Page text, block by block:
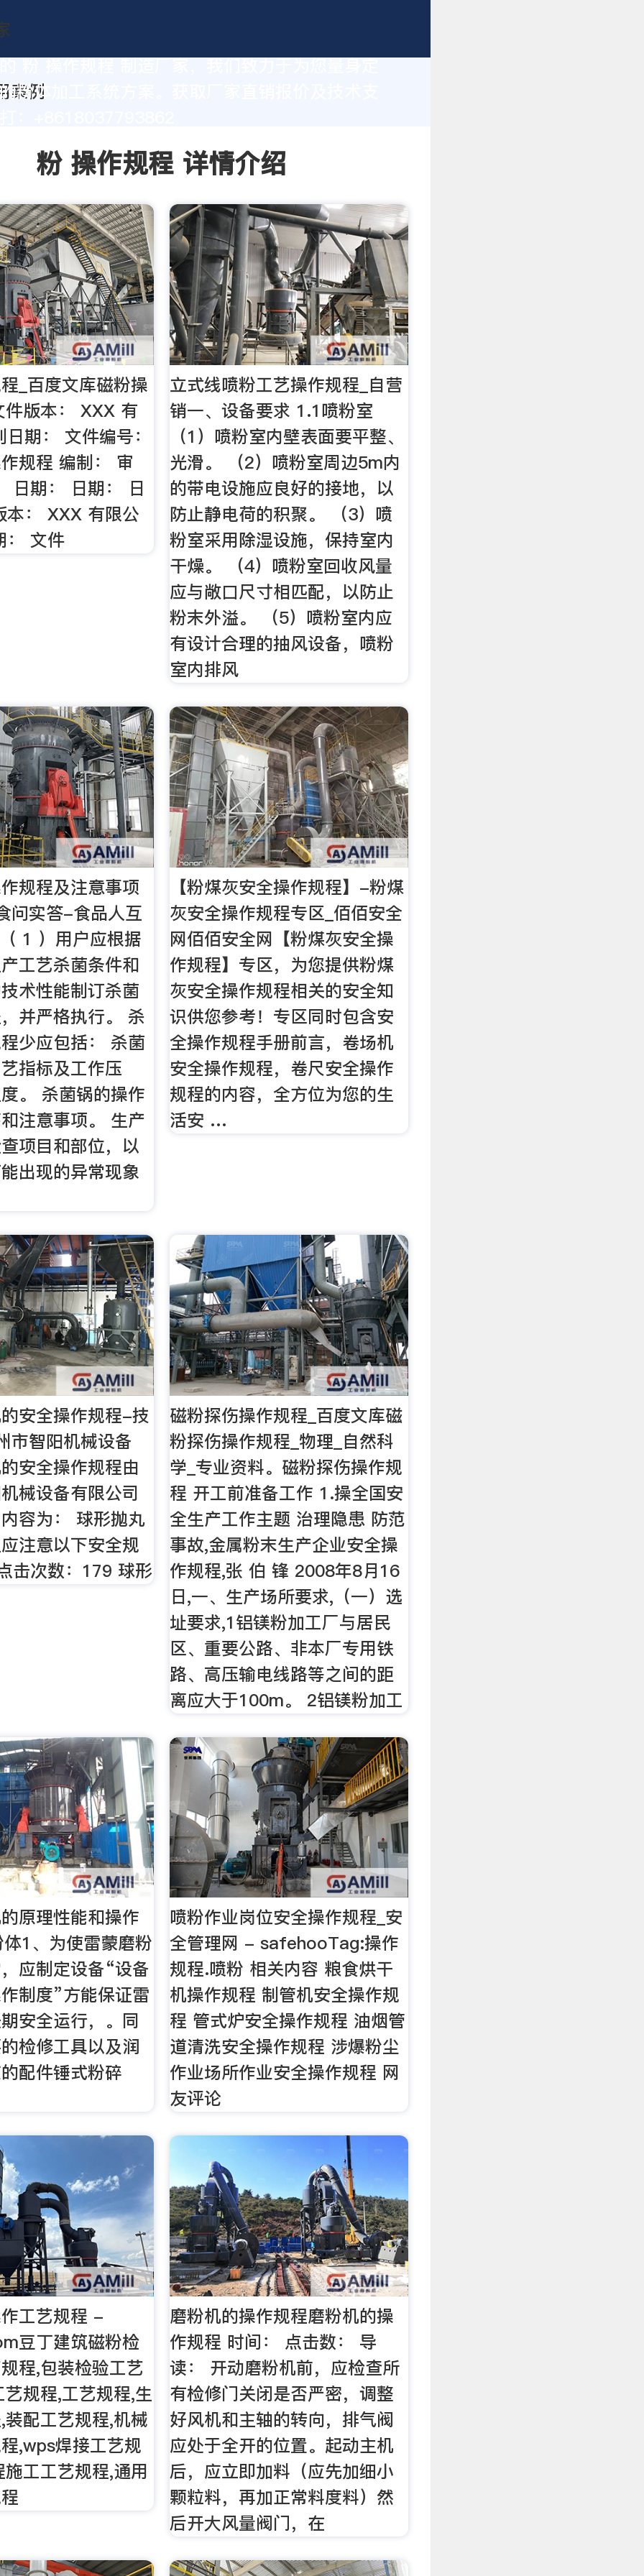
粉体加工系统方案。获取厂家直销报价及技术支
粉 操作规程 详情介绍
_百度文库磁粉操
版本： XXX 有
期： 文件编号：
规程 编制： 审
日期： 日期： 日
本： XXX 有限公
： 文件
立式线喷粉工艺操作规程_自营
销一、设备要求 1.1喷粉室
（1）喷粉室内壁表面要平整、
光滑。 （2）喷粉室周边5m内
的带电设施应良好的接地，以
防止静电荷的积聚。 （3）喷
粉室采用除湿设施，保持室内
干燥。 （4）喷粉室回收风量
应与敞口尺寸相匹配，以防止
粉末外溢。 （5）喷粉室内应
有设计合理的抽风设备，喷粉
室内排风
规程及注意事项
问实答-食品人互
1 ）用户应根据
工艺杀菌条件和
术性能制订杀菌
并严格执行。 杀
少应包括： 杀菌
指标及工作压
。 杀菌锅的操作
注意事项。 生产
项目和部位，以
出现的异常现象
【粉煤灰安全操作规程】-粉煤
灰安全操作规程专区_佰佰安全
网佰佰安全网【粉煤灰安全操
作规程】专区，为您提供粉煤
灰安全操作规程相关的安全知
识供您参考！专区同时包含安
全操作规程手册前言，卷场机
安全操作规程，卷尺安全操作
规程的内容，全方位为您的生
活安 …
安全操作规程-技
市智阳机械设备
安全操作规程由
械设备有限公司
容为： 球形抛丸
注意以下安全规
击次数：179 球形
磁粉探伤操作规程_百度文库磁
粉探伤操作规程_物理_自然科
学_专业资料。磁粉探伤操作规
程 开工前准备工作 1.操全国安
全生产工作主题 治理隐患 防范
事故,金属粉末生产企业安全操
作规程,张 伯 锋 2008年8月16
日,一、生产场所要求,（一）选
址要求,1铝镁粉加工厂与居民
区、重要公路、非本厂专用铁
路、高压输电线路等之间的距
离应大于100m。 2铝镁粉加工
原理性能和操作
1、为使雷蒙磨粉
应制定设备“设备
制度”方能保证雷
安全运行，。同
检修工具以及润
配件锤式粉碎
喷粉作业岗位安全操作规程_安
全管理网 - safehooTag:操作
规程.喷粉 相关内容 粮食烘干
机操作规程 制管机安全操作规
程 管式炉安全操作规程 油烟管
道清洗安全操作规程 涉爆粉尘
作业场所作业安全操作规程 网
友评论
工艺规程 -
豆丁建筑磁粉检
程,包装检验工艺
规程,工艺规程,生
配工艺规程,机械
,wps焊接工艺规
工工艺规程,通用
磨粉机的操作规程磨粉机的操
作规程 时间： 点击数： 导
读： 开动磨粉机前，应检查所
有检修门关闭是否严密，调整
好风机和主轴的转向，排气阀
应处于全开的位置。起动主机
后，应立即加料（应先加细小
颗粒料，再加正常料度料）然
后开大风量阀门，在